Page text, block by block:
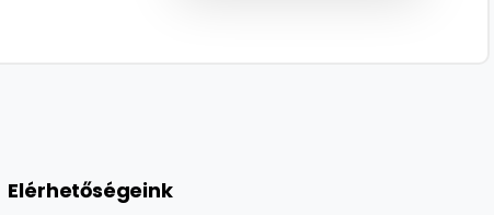
Elérhetőségeink